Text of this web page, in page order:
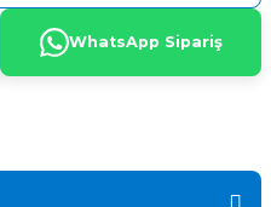
WhatsApp Sipariş